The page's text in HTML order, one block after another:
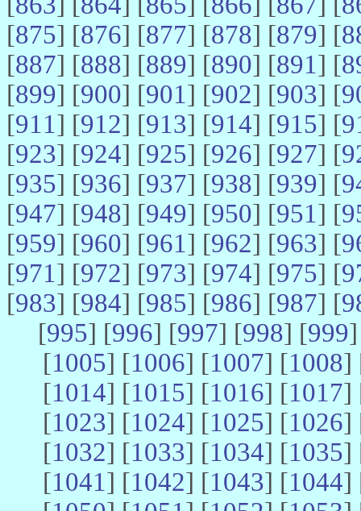
[875] [876] [877] [878] [879] [
[887] [888] [889] [890] [891] [
[899] [900] [901] [902] [903] [
[911] [912] [913] [914] [915] [
[923] [924] [925] [926] [927] [
[935] [936] [937] [938] [939] [
[947] [948] [949] [950] [951] [
[959] [960] [961] [962] [963] [
[971] [972] [973] [974] [975] [
[983] [984] [985] [986] [987] [
[995] [996] [997] [998] [999
[1005] [1006] [1007] [1008]
[1014] [1015] [1016] [1017]
[1023] [1024] [1025] [1026]
[1032] [1033] [1034] [1035]
[1041] [1042] [1043] [1044]